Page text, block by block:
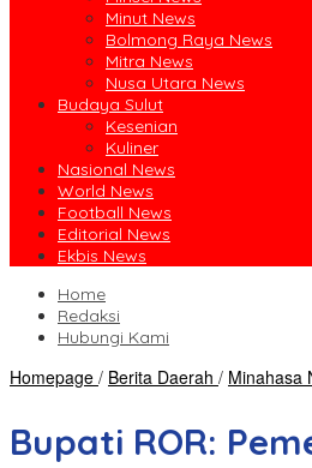
Minut News
Bolmong Raya News
Mitra News
Nusa Utara News
Budaya Sulut
Kesenian
Kuliner
Nasional News
World News
Football News
Editorial News
Ekbis News
Home
Redaksi
Hubungi Kami
Homepage / Berita Daerah / Minahasa
Bupati ROR: